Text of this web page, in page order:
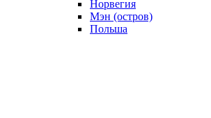
Норвегия
Мэн (остров)
Польша